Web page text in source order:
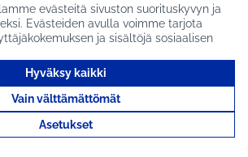
evästeitä sivuston suorituskyvyn ja
Evästeiden avulla voimme tarjota
ja sisältöjä sosiaalisen
Hyväksy kaikki
Vain välttämättömät
Asetukset
-lisenssiluotuvapaan ohjelmiston
X-palvelussa